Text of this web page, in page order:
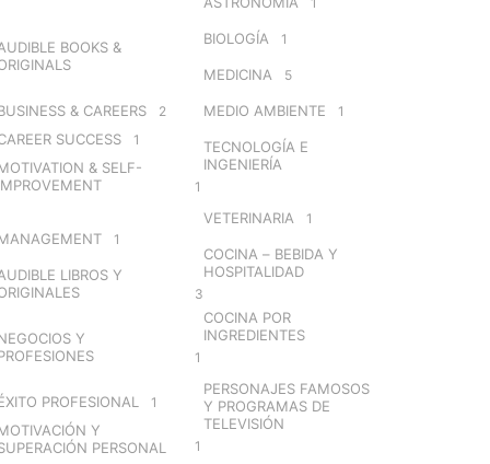
BOOKS &
& CAREERS 2
SUCCESS 1
& SELF-
1
LIBROS Y
Y
PROFESIONAL 1
Y
PERSONAL
BIOLOGÍA 1
MEDICINA 5
MEDIO AMBIENTE 1
TECNOLOGÍA E
INGENIERÍA
1
VETERINARIA 1
COCINA – BEBIDA Y
HOSPITALIDAD
3
COCINA POR
INGREDIENTES
1
PERSONAJES FAMOSOS
Y PROGRAMAS DE
TELEVISIÓN
1